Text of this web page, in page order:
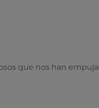
que nos han